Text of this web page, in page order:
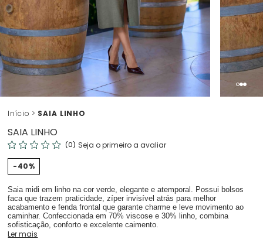
Início SAIA LINHO
SAIA LINHO
(0) Seja o primeiro a avaliar
40%
Saia midi em linho na cor verde, elegante e atemporal. Possui bolsos
faca que trazem praticidade, zíper invisível atrás para melhor
acabamento e fenda frontal que garante charme e leve movimento ao
caminhar. Confeccionada em 70% viscose e 30% linho, combina
sofisticação, conforto e excelente caimento.
Ler mais